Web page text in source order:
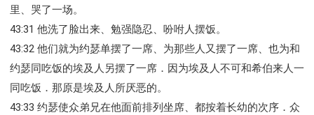
里、哭了一场。
43:31 他洗了脸出来、勉强隐忍、吩咐人摆饭。
43:32 他们就为约瑟单摆了一席、为那些人又摆了一席、也为和
约瑟同吃饭的埃及人另摆了一席．因为埃及人不可和希伯来人一
同吃饭．那原是埃及人所厌恶的。
43:33 约瑟使众弟兄在他面前排列坐席、都按着长幼的次序．众